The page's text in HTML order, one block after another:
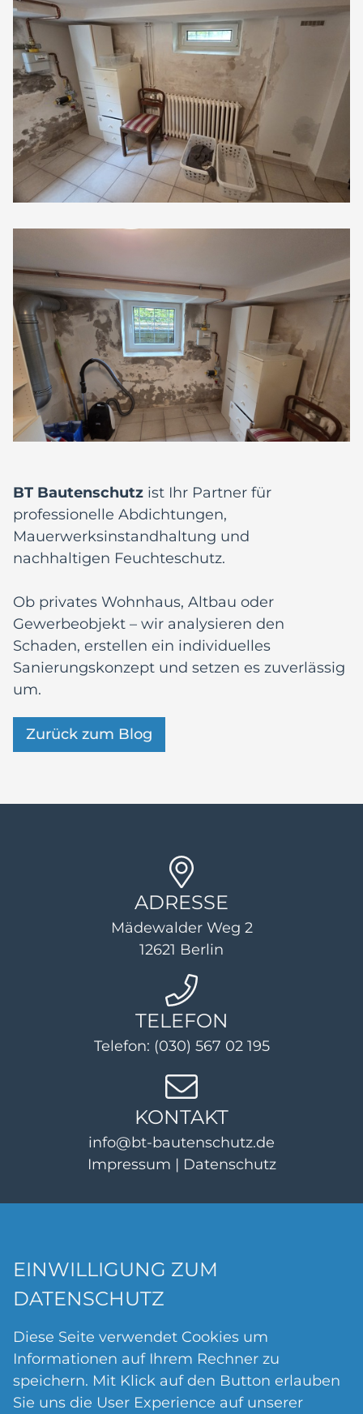
BT Bautenschutz ist Ihr Partner für
professionelle Abdichtungen,
Mauerwerksinstandhaltung und
nachhaltigen Feuchteschutz.
Ob privates Wohnhaus, Altbau oder
Gewerbeobjekt – wir analysieren den
Schaden, erstellen ein individuelles
Sanierungskonzept und setzen es zuverlässig
um.
Zurück zum Blog
ADRESSE
Mädewalder Weg 2
12621 Berlin
TELEFON
Telefon: (030) 567 02 195
KONTAKT
info@bt-bautenschutz.de
Impressum | Datenschutz
EINWILLIGUNG ZUM
DATENSCHUTZ
Diese Seite verwendet Cookies um
Informationen auf Ihrem Rechner zu
speichern. Mit Klick auf den Button erlauben
Sie uns die User Experience auf unserer